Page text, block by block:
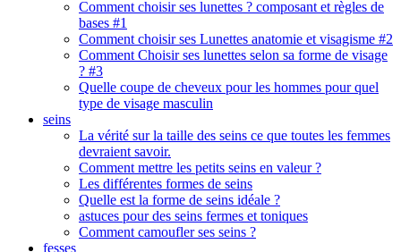
Comment choisir ses lunettes ? composant et règles de
bases #1
Comment choisir ses Lunettes anatomie et visagisme #2
Comment Choisir ses lunettes selon sa forme de visage
? #3
Quelle coupe de cheveux pour les hommes pour quel
type de visage masculin
seins
La vérité sur la taille des seins ce que toutes les femmes
devraient savoir.
Comment mettre les petits seins en valeur ?
Les différentes formes de seins
Quelle est la forme de seins idéale ?
astuces pour des seins fermes et toniques
Comment camoufler ses seins ?
fesses